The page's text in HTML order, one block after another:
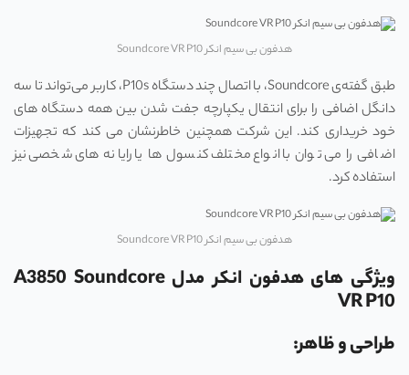
هدفون بی سیم انکر Soundcore VR P10
طبق گفته‌ی Soundcore، با اتصال چند دستگاه P10s، کاربر می‌تواند تا سه
دانگل اضافی را برای انتقال یکپارچه جفت شدن بین همه دستگاه ‌های
خود خریداری کند. این شرکت همچنین خاطرنشان می‌ کند که تجهیزات
اضافی را می ‌توان با انواع مختلف کنسول ‌ها یا رایانه‌ های شخصی نیز
استفاده کرد.
هدفون بی سیم انکر Soundcore VR P10
ویژگی های هدفون انکر مدل A3850 Soundcore
VR P10
طراحی و ظاهر: